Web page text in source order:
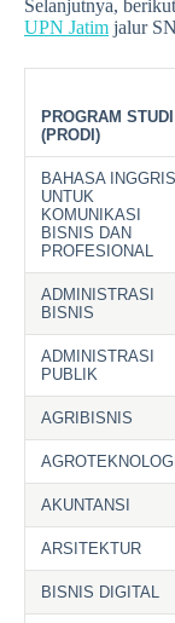
Selanjutnya,
UPN Jatim jalur
PROGRAM STUDI
(PRODI)
BAHASA INGGRIS
UNTUK
KOMUNIKASI
BISNIS DAN
PROFESIONAL
ADMINISTRASI
BISNIS
ADMINISTRASI
PUBLIK
AGRIBISNIS
AKUNTANSI
ARSITEKTUR
BISNIS DIGITAL